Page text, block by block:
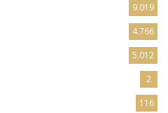
9.019
4.766
5.012
2
116